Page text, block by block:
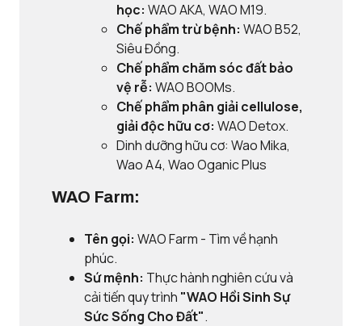
học: WAO AKA, WAO M19.
Chế phẩm trừ bệnh: WAO B52,
Siêu Đồng.
Chế phẩm chăm sóc đất bảo
vệ rễ: WAO BOOMs.
Chế phẩm phân giải cellulose,
giải độc hữu cơ: WAO Detox.
Dinh dưỡng hữu cơ: Wao Mika,
Wao A4, Wao Oganic Plus
WAO Farm:
Tên gọi: WAO Farm - Tìm về hạnh
phúc.
Sứ mệnh: Thực hành nghiên cứu và
cải tiến quy trình "WAO Hồi Sinh Sự
Sức Sống Cho Đất".